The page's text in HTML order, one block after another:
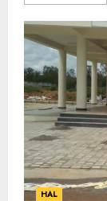
HAL